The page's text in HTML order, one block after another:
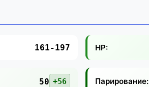
161-197 HP:
50 +56 Парирование: